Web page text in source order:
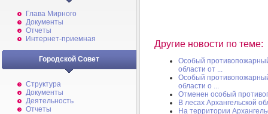
Глава Мирного
Документы
Отчеты
Интернет-приемная
Городской Совет
Структура
Документы
Деятельность
Отчеты
Другие новости по теме:
Особый
области от ...
Особый
области о ...
Отменен особый
В лесах Архангельской
На территории